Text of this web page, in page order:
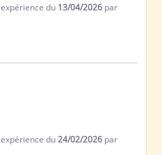
du 13/04/2026 par
du24/02/2026 par